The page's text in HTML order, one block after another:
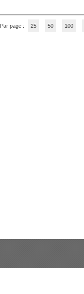
Par page : 25 50 100